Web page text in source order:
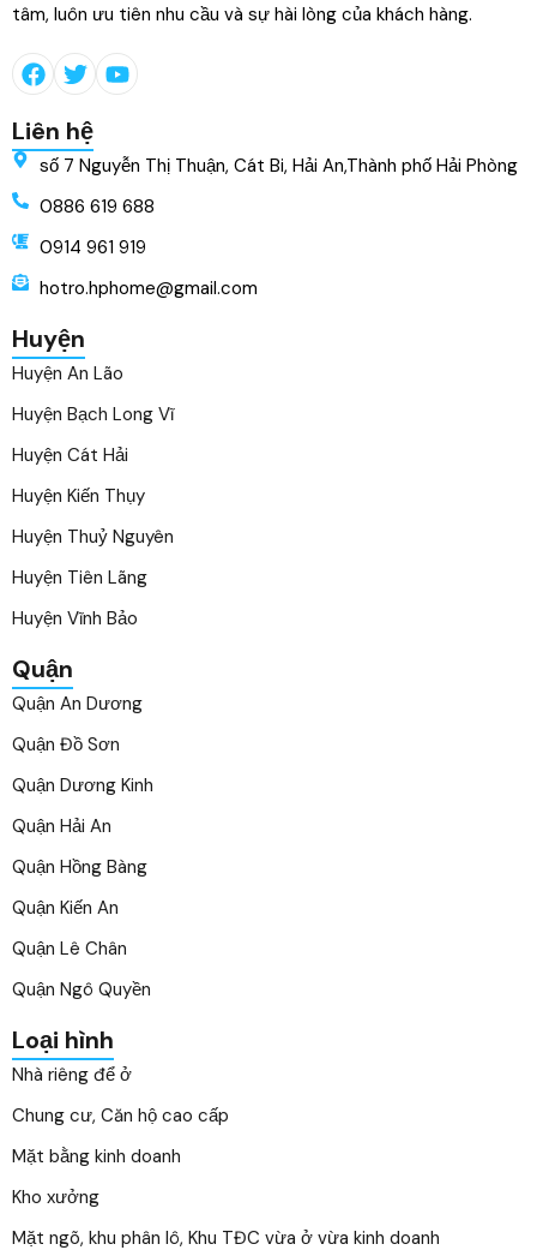
tâm, luôn ưu tiên nhu cầu và sự hài lòng của khách hàng.
Liên hệ
số 7 Nguyễn Thị Thuận, Cát Bi, Hải An,Thành phố Hải Phòng
0886 619 688
0914 961 919
hotro.hphome@gmail.com
Huyện
Huyện An Lão
Huyện Bạch Long Vĩ
Huyện Cát Hải
Huyện Kiến Thụy
Huyện Thuỷ Nguyên
Huyện Tiên Lãng
Huyện Vĩnh Bảo
Quận
Quận An Dương
Quận Đồ Sơn
Quận Dương Kinh
Quận Hải An
Quận Hồng Bàng
Quận Kiến An
Quận Lê Chân
Quận Ngô Quyền
Loại hình
Nhà riêng để ở
Chung cư, Căn hộ cao cấp
Mặt bằng kinh doanh
Kho xưởng
Mặt ngõ, khu phân lô, Khu TĐC vừa ở vừa kinh doanh